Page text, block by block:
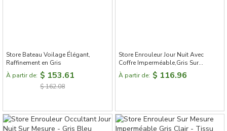
Store Bateau Voilage Élégant,
Raffinement en Gris
À partir de: $ 153.61
$ 162.08
Store Enrouleur Jour Nuit Avec
Coffre Imperméable,Gris Sur
Mesure,Pour Salle de Bain et Cuisine
À partir de: $ 116.96